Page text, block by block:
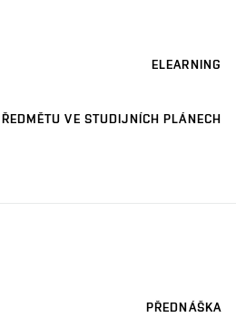
ELEARNING
VE STUDIJNÍCH PLÁNECH
PŘEDNÁŠKA